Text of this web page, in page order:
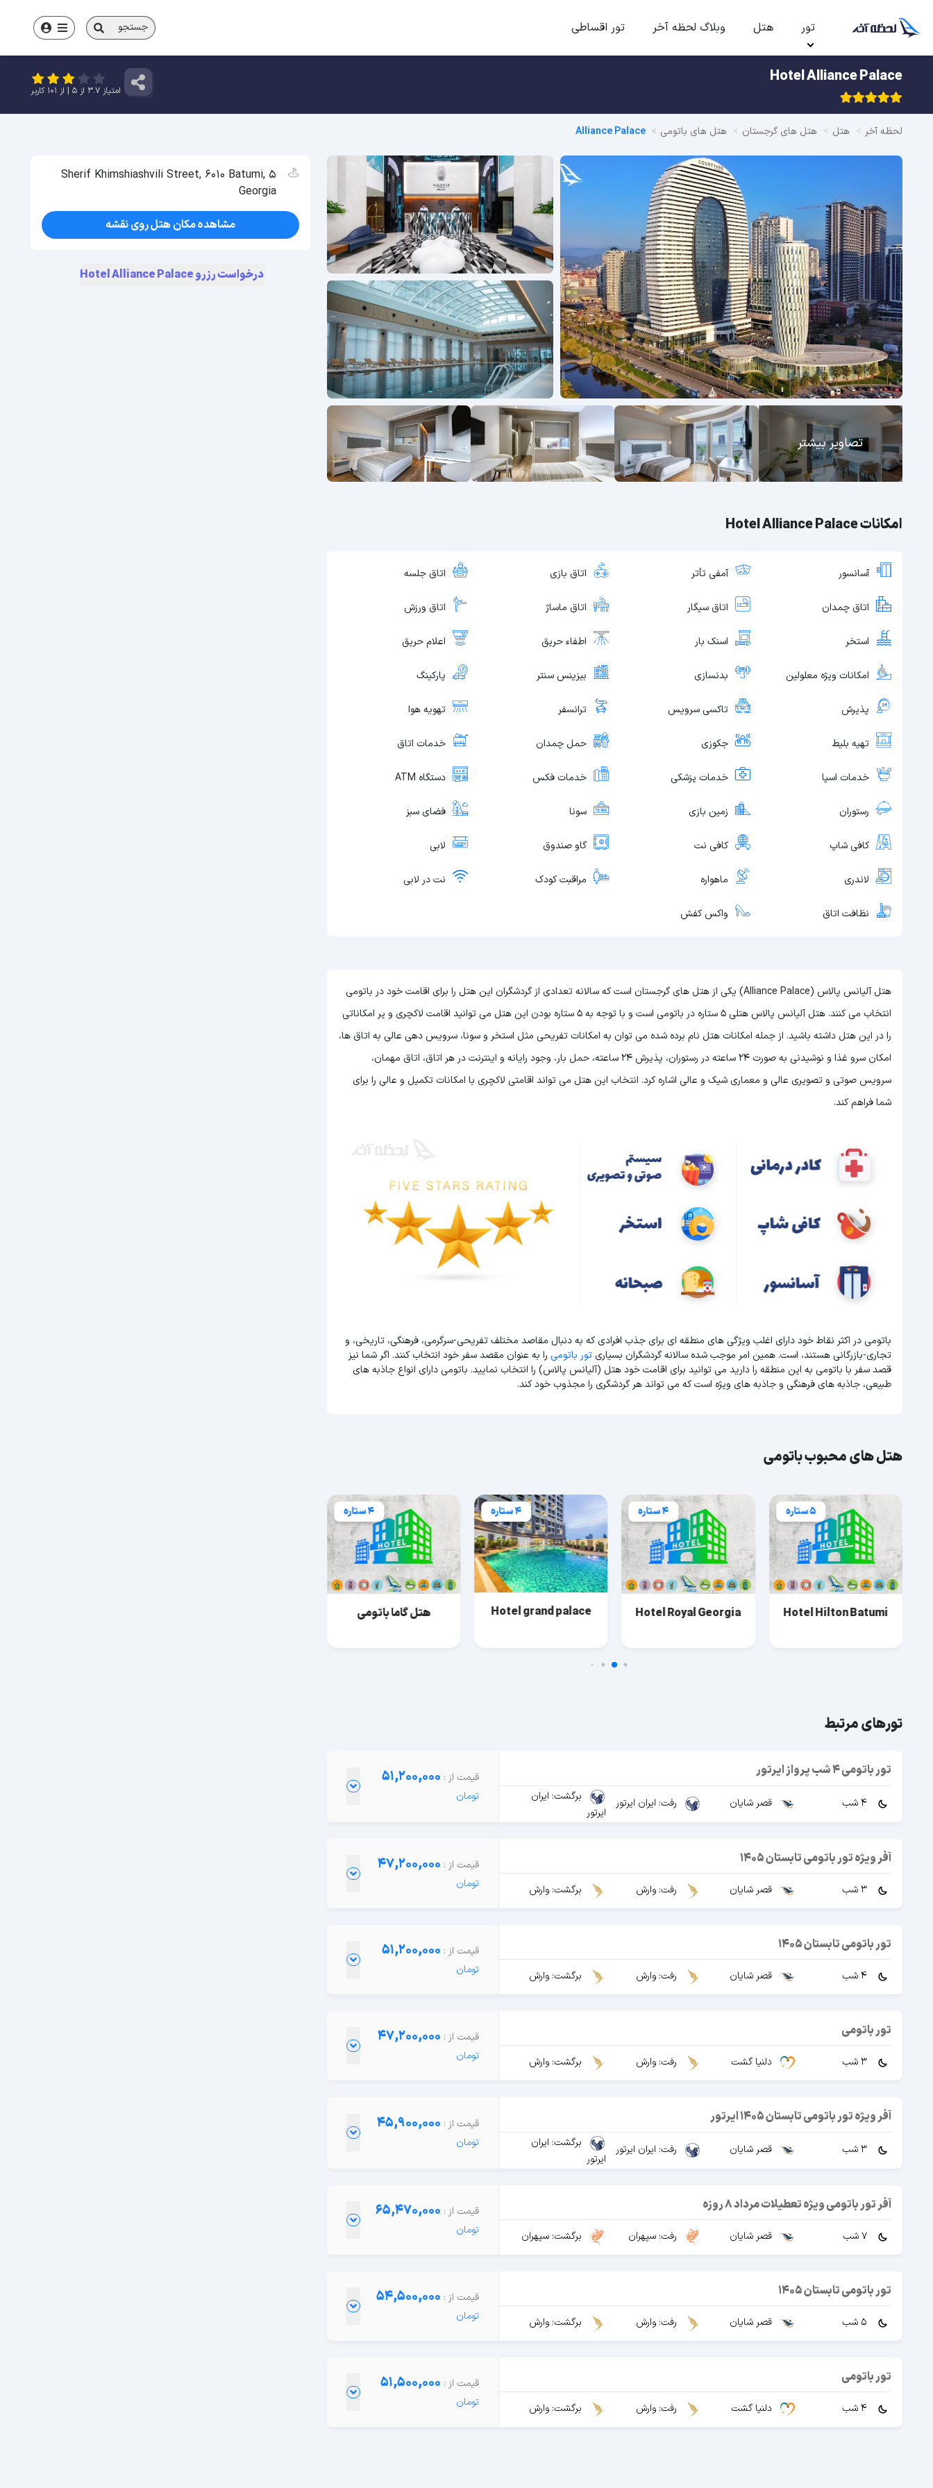
تور هتل وبلاگ لحظه آخر تور اقساطی جستجو
Hotel Alliance Palace
امتیاز 3.7 از 5 | از 101 کاربر
لحظه آخر هتل هتل های گرجستان هتل های باتومی Alliance Palace
تصاویر بیشتر
امکانات Hotel Alliance Palace
آسانسور آمفی تأتر اتاق بازی اتاق جلسه
اتاق چمدان اتاق سیگار اتاق ماساژ اتاق ورزش
استخر اسنک بار اطفاء حریق اعلام حریق
امکانات ویژه معلولین بدنسازی بیزینس سنتر پارکینگ
پذیرش تاکسی سرویس ترانسفر تهویه هوا
تهیه بلیط جکوزی حمل چمدان خدمات اتاق
خدمات اسپا خدمات پزشکی خدمات فکس دستگاه ATM
رستوران زمین بازی سونا فضای سبز
کافی شاپ کافی نت گاو صندوق لابی
لاندری ماهواره مراقبت کودک نت در لابی
نظافت اتاق واکس کفش
هتل آلیانس پالاس (Alliance Palace) یکی از هتل های گرجستان است که سالانه تعدادی از گردشگران این هتل را برای اقامت خود در باتومی
انتخاب می کنند. هتل آلیانس پالاس هتلی 5 ستاره در باتومی است و با توجه به 5 ستاره بودن این هتل
می توانید اقامت لاکچری و پر امکاناتی
را در این هتل داشته باشید. از جمله امکانات هتل نام برده شده می توان به امکانات تفریحی مثل استخر و سونا، سرویس دهی عالی به اتاق ها،
امکان سرو غذا و نوشیدنی به صورت 24 ساعته در رستوران، پذیرش 24 ساعته، حمل بار، وجود رایانه و اینترنت در هر اتاق، اتاق مهمان،
سرویس صوتی و تصویری عالی و معماری شیک و عالی اشاره کرد. انتخاب این هتل می تواند اقامتی لاکچری با امکانات تکمیل و عالی را برای
شما فراهم کند.
باتومی در اکثر نقاط خود دارای اغلب ویژگی های منطقه ای برای جذب افرادی که به دنبال مقاصد مختلف تفریحی-سرگرمی، فرهنگی، تاریخی، و
تجاری-بازرگانی هستند، است. همین امر موجب شده سالانه گردشگران بسیاریتور باتومی را به عنوان مقصد سفر خود انتخاب کنند. اگر شما نیز
قصد سفر با باتومی به این منطقه را دارید می توانید برای اقامت خود هتل (آلیانس پالاس) را انتخاب نمایید. باتومی دارای انواع جاذبه های
طبیعی، جاذبه های فرهنگی و جاذبه های ویژه است که می تواند هر گردشگری را مجذوب خود کند.
هتل های محبوب باتومی
5 ستاره
Hotel Hilton Batumi
4 ستاره
Hotel Royal Georgia
4 ستاره
Hotel grand palace
4 ستاره
هتل گاما باتومی
تورهای مرتبط
تور باتومی 4 شب پرواز ایرتور
قصر شایان رفت: ایران ایرتور
برگشت: ایران
ایرتور
51,200,000
آفر ویژه تور باتومی تابستان 1405
قصر شایان رفت: وارش برگشت: وارش
47,200,000
تور باتومی تابستان 1405
قصر شایان رفت: وارش برگشت: وارش
51,200,000
تور باتومی
دلنیا گشت رفت: وارش برگشت: وارش
47,200,000
آفر ویژه تور باتومی تابستان 1405 ایرتور
قصر شایان رفت: ایران ایرتور
برگشت: ایران
ایرتور
45,900,000
آفر تور باتومی ویژه تعطیلات مرداد 8 روزه
قصر شایان رفت: سپهران برگشت: سپهران
65,470,000
تور باتومی تابستان 1405
قصر شایان رفت: وارش برگشت: وارش
54,500,000
تور باتومی
دلنیا گشت رفت: وارش برگشت: وارش
51,500,000
5 Sherif Khimshiashvili Street, 6010 Batumi,
Georgia
مشاهده مکان هتل روی نقشه
درخواست رزرو Hotel Alliance Palace